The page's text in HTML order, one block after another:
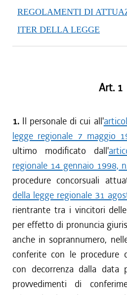
REGOLAMENTI DI
ITER DELLA LEGGE
Art. 1
1. Il personale di cui all'
legge regionale 7 maggio
ultimo modificato dall'
regionale 14 gennaio 1998,
procedure concorsuali
della legge regionale 31
rientrante tra i vincitori
per effetto di pronuncia
anche in soprannumero,
conferite con le procedure
con decorrenza dalla data
provvedimenti di